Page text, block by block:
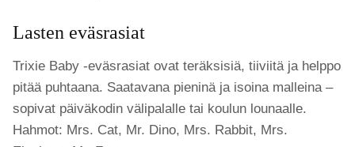
Lasten eväsrasiat
Trixie Baby -eväsrasiat ovat teräksisiä, tiiviitä ja helppo
pitää puhtaana. Saatavana pieninä ja isoina malleina –
sopivat päiväkodin välipalalle tai koulun lounaalle.
Hahmot: Mrs. Cat, Mr. Dino, Mrs. Rabbit, Mrs.